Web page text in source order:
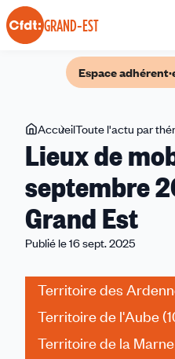
Panneau de gestion des cookies
GRAND-EST
Espace
Vous
êtes
ici
AccueilToute l'actu par
Lieux de
septembre
Grand Est
Publié le 16 sept. 2025
Territoire des
Territoire de l'Aube
Territoire de la Marne